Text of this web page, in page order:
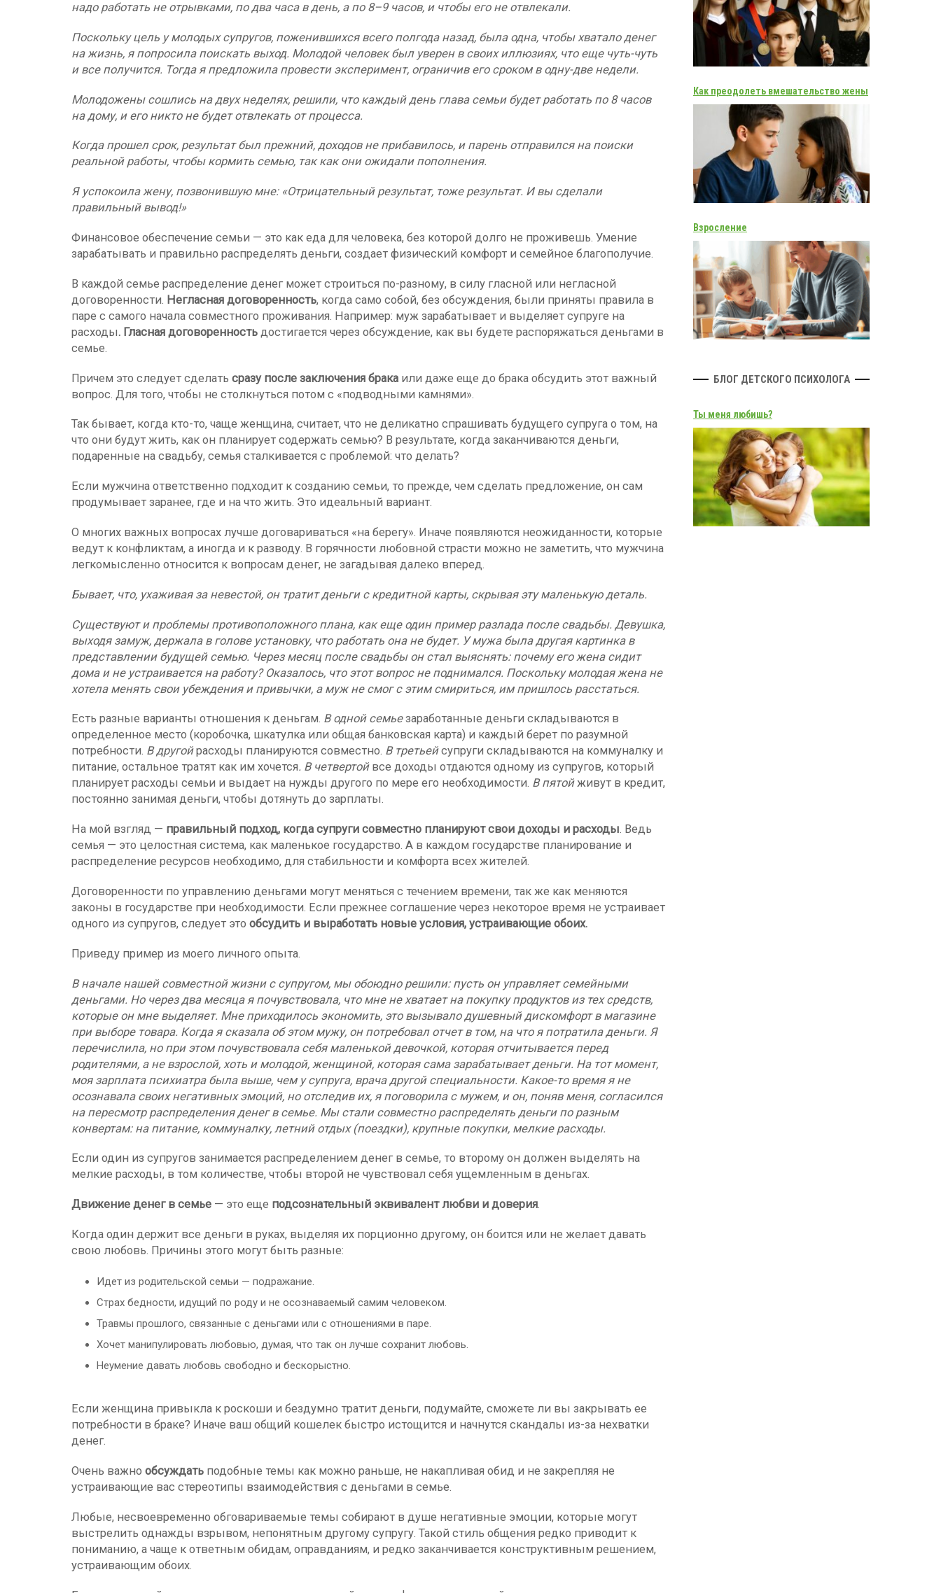
надо работать не отрывками, по два часа в день, а по 8–9 часов, и чтобы его не отвлекали.
Поскольку цель у молодых супругов, поженившихся всего полгода назад, была одна, чтобы хватало денег
на жизнь, я попросила поискать выход. Молодой человек был уверен в своих иллюзиях, что еще чуть-чуть
и все получится. Тогда я предложила провести эксперимент, ограничив его сроком в одну-две недели.
Молодожены сошлись на двух неделях, решили, что каждый день глава семьи будет работать по 8 часов
на дому, и его никто не будет отвлекать от процесса.
Когда прошел срок, результат был прежний, доходов не прибавилось, и парень отправился на поиски
реальной работы, чтобы кормить семью, так как они ожидали пополнения.
Я успокоила жену, позвонившую мне: «Отрицательный результат, тоже результат. И вы сделали
правильный вывод!»
Финансовое обеспечение семьи — это как еда для человека, без которой долго не проживешь. Умение
зарабатывать и правильно распределять деньги, создает физический комфорт и семейное благополучие.
В каждой семье распределение денег может строиться по-разному, в силу гласной или негласной
договоренности. Негласная договоренность, когда само собой, без обсуждения, были приняты правила в
паре с самого начала совместного проживания. Например: муж зарабатывает и выделяет супруге на
расходы. Гласная договоренность достигается через обсуждение, как вы будете распоряжаться деньгами в
семье.
Причем это следует сделать сразу после заключения брака или даже еще до брака обсудить этот важный
вопрос. Для того, чтобы не столкнуться потом с «подводными камнями».
Так бывает, когда кто-то, чаще женщина, считает, что не деликатно спрашивать будущего супруга о том, на
что они будут жить, как он планирует содержать семью? В результате, когда заканчиваются деньги,
подаренные на свадьбу, семья сталкивается с проблемой: что делать?
Если мужчина ответственно подходит к созданию семьи, то прежде, чем сделать предложение, он сам
продумывает заранее, где и на что жить. Это идеальный вариант.
О многих важных вопросах лучше договариваться «на берегу». Иначе появляются неожиданности, которые
ведут к конфликтам, а иногда и к разводу. В горячности любовной страсти можно не заметить, что мужчина
легкомысленно относится к вопросам денег, не загадывая далеко вперед.
Бывает, что, ухаживая за невестой, он тратит деньги с кредитной карты, скрывая эту маленькую деталь.
Существуют и проблемы противоположного плана, как еще один пример разлада после свадьбы. Девушка,
выходя замуж, держала в голове установку, что работать она не будет. У мужа была другая картинка в
представлении будущей семью. Через месяц после свадьбы он стал выяснять: почему его жена сидит
дома и не устраивается на работу? Оказалось, что этот вопрос не поднимался. Поскольку молодая жена не
хотела менять свои убеждения и привычки, а муж не смог с этим смириться, им пришлось расстаться.
Есть разные варианты отношения к деньгам. В одной семьезаработанные деньги складываются в
определенное место (коробочка, шкатулка или общая банковская карта) и каждый берет по разумной
потребности. В другойрасходы планируются совместно. В третьейсупруги складываются на коммуналку и
питание, остальное тратят как им хочется. В четвертойвсе доходы отдаются одному из супругов, который
планирует расходы семьи и выдает на нужды другого по мере его необходимости. В пятойживут в кредит,
постоянно занимая деньги, чтобы дотянуть до зарплаты.
На мой взгляд — правильный подход, когда супруги совместно планируют свои доходы и расходы. Ведь
семья — это целостная система, как маленькое государство. А в каждом государстве планирование и
распределение ресурсов необходимо, для стабильности и комфорта всех жителей.
Договоренности по управлению деньгами могут меняться с течением времени, так же как меняются
законы в государстве при необходимости. Если прежнее соглашение через некоторое время не устраивает
одного из супругов, следует это обсудить и выработать новые условия, устраивающие обоих.
Приведу пример из моего личного опыта.
В начале нашей совместной жизни с супругом, мы обоюдно решили: пусть он управляет семейными
деньгами. Но через два месяца я почувствовала, что мне не хватает на покупку продуктов из тех средств,
которые он мне выделяет. Мне приходилось экономить, это вызывало душевный дискомфорт в магазине
при выборе товара. Когда я сказала об этом мужу, он потребовал отчет в том, на что я потратила деньги. Я
перечислила, но при этом почувствовала себя маленькой девочкой, которая отчитывается перед
родителями, а не взрослой, хоть и молодой, женщиной, которая сама зарабатывает деньги. На тот момент,
моя зарплата психиатра была выше, чем у супруга, врача другой специальности. Какое-то время я не
осознавала своих негативных эмоций, но отследив их, я поговорила с мужем, и он, поняв меня, согласился
на пересмотр распределения денег в семье. Мы стали совместно распределять деньги по разным
конвертам: на питание, коммуналку, летний отдых (поездки), крупные покупки, мелкие расходы.
Если один из супругов занимается распределением денег в семье, то второму он должен выделять на
мелкие расходы, в том количестве, чтобы второй не чувствовал себя ущемленным в деньгах.
Движение денег в семье — это еще подсознательный эквивалент любви и доверия.
Когда один держит все деньги в руках, выделяя их порционно другому, он боится или не желает давать
свою любовь. Причины этого могут быть разные:
Идет из родительской семьи — подражание.
Страх бедности, идущий по роду и не осознаваемый самим человеком.
Травмы прошлого, связанные с деньгами или с отношениями в паре.
Хочет манипулировать любовью, думая, что так он лучше сохранит любовь.
Неумение давать любовь свободно и бескорыстно.
Если женщина привыкла к роскоши и бездумно тратит деньги, подумайте, сможете ли вы закрывать ее
потребности в браке? Иначе ваш общий кошелек быстро истощится и начнутся скандалы из-за нехватки
денег.
Очень важно обсуждать подобные темы как можно раньше, не накапливая обид и не закрепляя не
устраивающие вас стереотипы взаимодействия с деньгами в семье.
Любые, несвоевременно обговариваемые темы собирают в душе негативные эмоции, которые могут
выстрелить однажды взрывом, непонятным другому супругу. Такой стиль общения редко приводит к
пониманию, а чаще к ответным обидам, оправданиям, и редко заканчивается конструктивным решением,
устраивающим обоих.
Как преодолеть вмешательство жены
Взросление
БЛОГ ДЕТСКОГО ПСИХОЛОГА
Ты меня любишь?